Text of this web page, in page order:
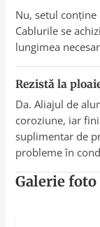
Nu, setul
Cablurile se
lungimea
Rezistă la
Da. Aliajul de
coroziune, iar
suplimentar de
probleme în
Galerie foto